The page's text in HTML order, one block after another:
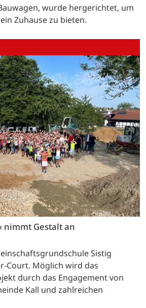
wurde hergerichtet, um
Zuhause zu bieten.
nimmt Gestalt an
Sistig
Court. Möglich wird das
durch das Engagement von
Kall und zahlreichen